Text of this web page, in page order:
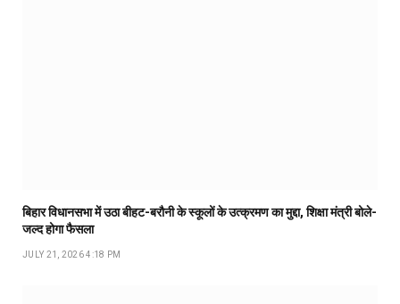
बिहार विधानसभा में उठा बीहट-बरौनी के स्कूलों के उत्क्रमण का मुद्दा, शिक्षा मंत्री बोले-
जल्द होगा फैसला
JULY 21, 2026 4:18 PM